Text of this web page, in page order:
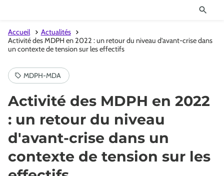
Accueil
Actualités
Activité des MDPH en 2022 : un retour du niveau d'avant-crise dans
un contexte de tension sur les effectifs
Activité des MDPH en 2022
: un retour du niveau
d'avant-crise dans un
contexte de tension sur les